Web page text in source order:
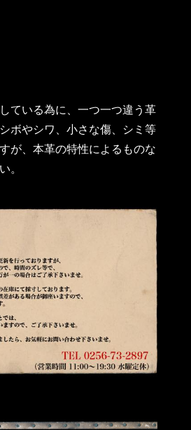
ている為に、一つ一つ違う革
ボやシワ、小さな傷、シミ等
が、本革の特性によるものな
。